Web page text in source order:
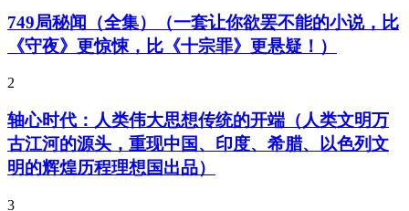
749局秘闻（全集）（一套让你欲罢不能的小说，比
《守夜》更惊悚，比《十宗罪》更悬疑！）
2
轴心时代：人类伟大思想传统的开端（人类文明万
古江河的源头，重现中国、印度、希腊、以色列文
明的辉煌历程理想国出品）
3